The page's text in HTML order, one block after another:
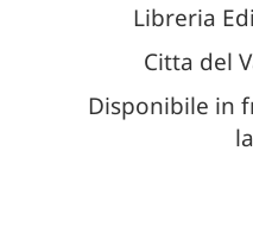
Libreria
Citta del
Disponibile in